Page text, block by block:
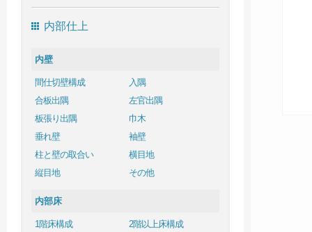
内部仕上
内壁
間仕切壁構成
入隅
合板出隅
左官出隅
板張り出隅
巾木
垂れ壁
袖壁
柱と壁の取合い
横目地
縦目地
その他
内部床
1階床構成
2階以上床構成